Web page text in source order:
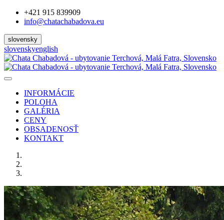
+421 915 839909
info@chatachabadova.eu
slovensky
slovenskyenglish
INFORMÁCIE
POLOHA
GALÉRIA
CENY
OBSADENOSŤ
KONTAKT